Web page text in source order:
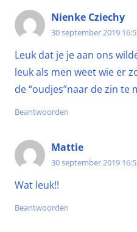
Nienke Cziechy
30 september 2019
Leuk dat je je aan ons
leuk als men weet wie er
de “oudjes”naar de zin te
Beantwoorden
Mattie
30 september 2019
Wat leuk!!
Beantwoorden